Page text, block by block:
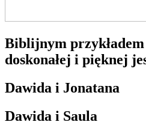
Biblijnym
doskonałej i pięknej
Dawida i Jonatana
Dawida i Saula